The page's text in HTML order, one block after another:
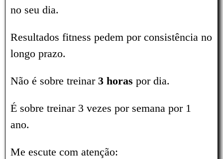
no seu dia.
Resultados fitness pedem por consistência no
longo prazo.
Não é sobre treinar 3 horas por dia.
É sobre treinar 3 vezes por semana por 1
ano.
Me escute com atenção: